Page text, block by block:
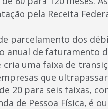
pela Receita
parcelamento dos
anual de faturamento
cria uma faixa de
que
20 para seis faixas,
de Pessoa Física, é